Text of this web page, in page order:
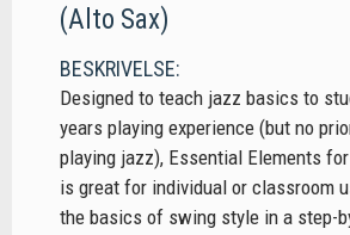
(Alto Sax)
BESKRIVELSE:
Designed to teach jazz basics to
years playing experience (but no
playing jazz), Essential Elements
is great for individual or classroom
the basics of swing style in a step-